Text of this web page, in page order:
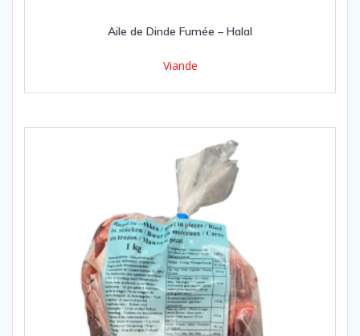
Aile de Dinde Fumée – Halal
Viande